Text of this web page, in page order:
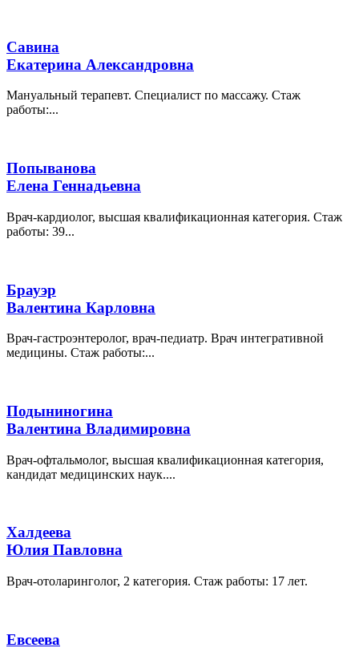
Савина
Екатерина Александровна
Мануальный терапевт. Специалист по массажу. Стаж
работы:...
Попыванова
Елена Геннадьевна
Врач-кардиолог, высшая квалификационная категория. Стаж
работы: 39...
Брауэр
Валентина Карловна
Врач-гастроэнтеролог, врач-педиатр. Врач интегративной
медицины. Стаж работы:...
Подыниногина
Валентина Владимировна
Врач-офтальмолог, высшая квалификационная категория,
кандидат медицинских наук....
Халдеева
Юлия Павловна
Врач-отоларинголог, 2 категория. Стаж работы: 17 лет.
Евсеева